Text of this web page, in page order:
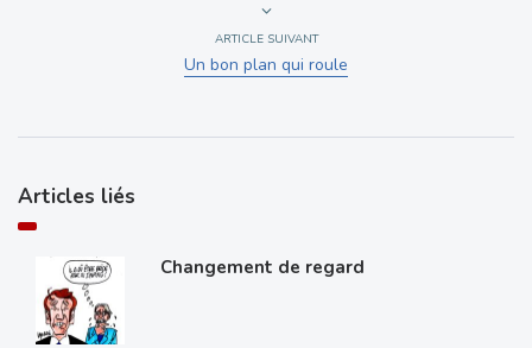
ARTICLE SUIVANT
Un bon plan qui roule
Articles liés
Changement de regard